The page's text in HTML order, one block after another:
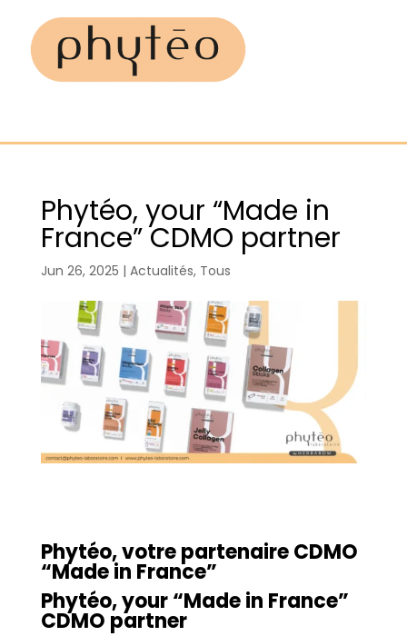
Phytéo, your “Made in
France” CDMO partner
Jun 26, 2025 | Actualités, Tous
Phytéo, votre partenaire CDMO
“Made in France”
Phytéo, your “Made in France”
CDMO partner